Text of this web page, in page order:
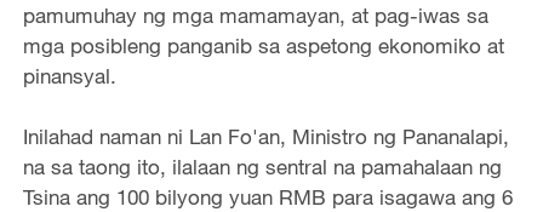
pamumuhay ng mga mamamayan, at pag-iwas sa
mga posibleng panganib sa aspetong ekonomiko at
pinansyal.
Inilahad naman ni Lan Fo'an, Ministro ng Pananalapi,
na sa taong ito, ilalaan ng sentral na pamahalaan ng
Tsina ang 100 bilyong yuan RMB para isagawa ang 6